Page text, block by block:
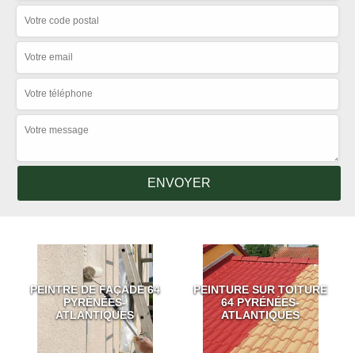
PEINTRE DE FAÇADE 64
PYRÉNÉES-
ATLANTIQUES
PEINTURE SUR TOITURE
64 PYRÉNÉES-
ATLANTIQUES